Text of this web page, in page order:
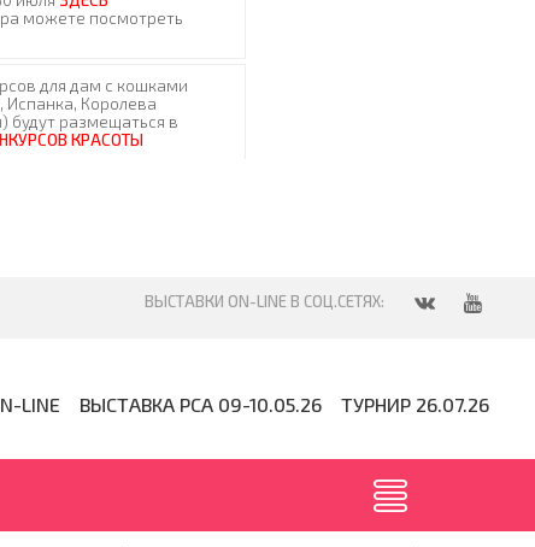
LINE ВЫСТАВКА PCA 09-10.05.26 ТУРНИР 26.07.26